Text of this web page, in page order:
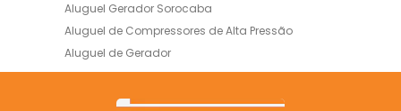
Aluguel Gerador Sorocaba
Aluguel de Compressores de Alta Pressão
Aluguel de Gerador
Aluguel de Gerador Preço Mensal
Aluguel de Gerador de Energia